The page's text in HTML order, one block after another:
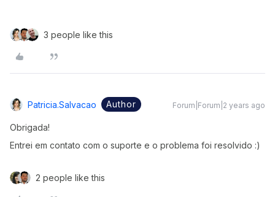
3 people like this
Patricia.salvacao Author Forum|Forum|2 years ago
Obrigada!
Entrei em contato com o suporte e o problema foi resolvido :)
2 people like this